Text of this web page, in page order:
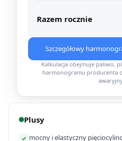
Razem rocznie
Szczegółowy
Kalkulacja obejmuje paliwo,
harmonogramu producenta
Plusy
✓ mocny i elastyczny